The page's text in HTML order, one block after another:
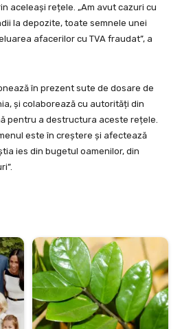
aceleași rețele. „Am avut cazuri cu
la depozite, toate semnele unei
afacerilor cu TVA fraudat”, a
în prezent sute de dosare de
și colaborează cu autorități din
pentru a destructura aceste rețele.
este în creștere și afectează
ies din bugetul oamenilor, din